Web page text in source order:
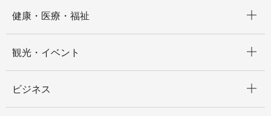
健康・医療・福祉
観光・イベント
ビジネス